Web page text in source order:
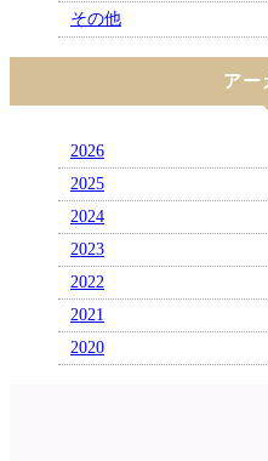
その他
アー
2026
2025
2024
2023
2022
2021
2020